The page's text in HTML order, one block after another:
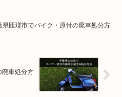
県匝瑳市でバイク・原付の廃車処分方
廃車処分方